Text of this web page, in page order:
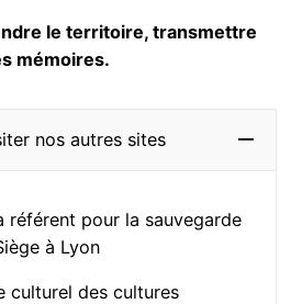
le territoire, transmettre
mémoires.
nos autres sites
référent pour la sauvegarde
à Lyon
culturel des cultures